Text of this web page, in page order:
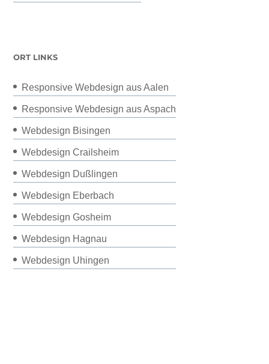
ORT LINKS
Responsive Webdesign aus Aalen
Responsive Webdesign aus Aspach
Webdesign Bisingen
Webdesign Crailsheim
Webdesign Dußlingen
Webdesign Eberbach
Webdesign Gosheim
Webdesign Hagnau
Webdesign Uhingen